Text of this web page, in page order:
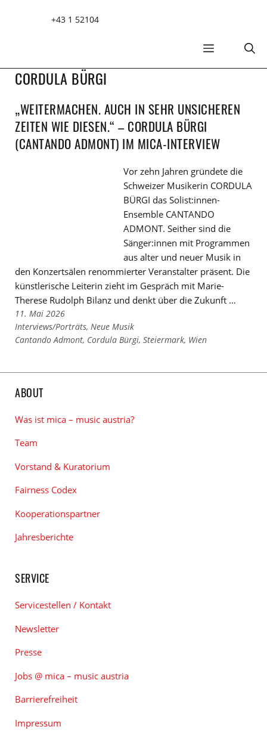
+43 1 52104
MENÜ
CORDULA BÜRGI
„WEITERMACHEN. AUCH IN SEHR UNSICHEREN
ZEITEN WIE DIESEN.“ – CORDULA BÜRGI
(CANTANDO ADMONT) IM MICA-INTERVIEW
Vor zehn Jahren gründete die
Schweizer Musikerin CORDULA
BÜRGI das Solist:innen-
Ensemble CANTANDO
ADMONT. Seither sind die
Sänger:innen mit Programmen
aus alter und neuer Musik in
den Konzertsälen renommierter Veranstalter präsent. Die
künstlerische Leiterin zieht im Gespräch mit Marie-
Therese Rudolph Bilanz und denkt über die Zukunft …
11. Mai 2026
Links
zu
Interviews/Porträts, Neue Musik
Links
Cantando Admont, Cordula Bürgi, Steiermark, Wien
ABOUT
Was ist mica – music austria?
Team
Vorstand & Kuratorium
Fairness Codex
Kooperationspartner
Jahresberichte
SERVICE
Servicestellen / Kontakt
Newsletter
Presse
Jobs @ mica – music austria
Barrierefreiheit
Impressum